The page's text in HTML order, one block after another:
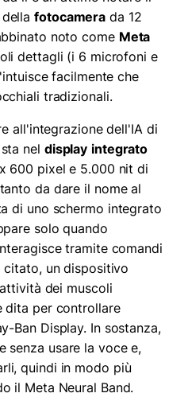
dellafotocamera da 12
noto come Meta
dettagli (i 6 microfoni e
facilmente che
tradizionali.
all'integrazione dell'IA di
nel display integrato
600 pixel e 5.000 nit di
da dare il nome al
di uno schermo integrato
solo quando
tramite comandi
citato, un dispositivo
dei muscoli
dita per controllare
Ban Display. In sostanza,
senza usare la voce e,
quindi in modo più
il Meta Neural Band.